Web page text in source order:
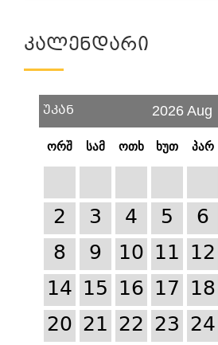
Კალენდარი
უკან 2026 Aug
ორშ სამ ოთხ ხუთ პარ
2
3 4 5 6
8
9 10 11 12
14 15 16 17 18
20 21 22 23 24